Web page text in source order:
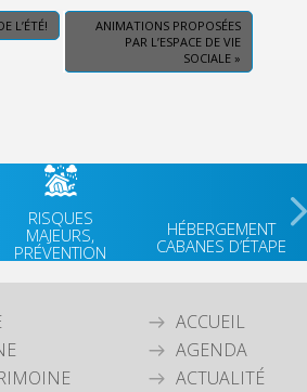
L’ÉTÉ!
ANIMATIONS PROPOSÉES
PAR L’ESPACE DE VIE
SOCIALE »
RISQUES
MAJEURS,
PRÉVENTION
HÉBERGEMENT
CABANES D’ÉTAPE
ACCUEIL
AGENDA
ACTUALITÉ